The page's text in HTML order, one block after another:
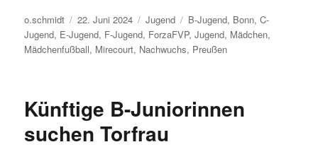
Autor
o.schmidt
Veröffentlicht
am
22. Juni 2024 Kategorien
Jugend Schlagwörter
B-Jugend, Bonn,C-
Jugend, E-Jugend, F-Jugend, ForzaFVP,Jugend, Mädchen,
Mädchenfußball, Mirecourt, Nachwuchs, Preußen
Künftige B-Juniorinnen
suchen Torfrau